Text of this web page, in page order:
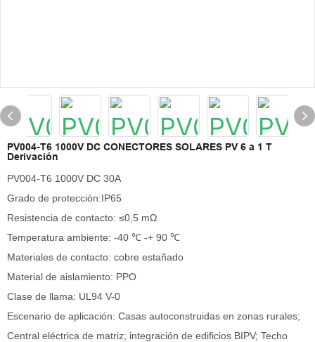
PV004-T6 1000V DC CONECTORES SOLARES PV 6 a 1 T
Derivación
PV004-T6 1000V DC 30A
Grado de protección:IP65
Resistencia de contacto: ≤0,5 mΩ
Temperatura ambiente: -40 ℃ -+ 90 ℃
Materiales de contacto: cobre estañado
Material de aislamiento: PPO
Clase de llama: UL94 V-0
Escenario de aplicación: Casas autoconstruidas en zonas rurales;
Central eléctrica de matriz; integración de edificios BIPV; Techo